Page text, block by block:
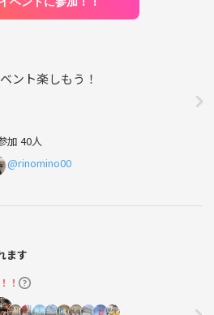
ント楽しもう！
加 40人
@rinomino00
ます
！